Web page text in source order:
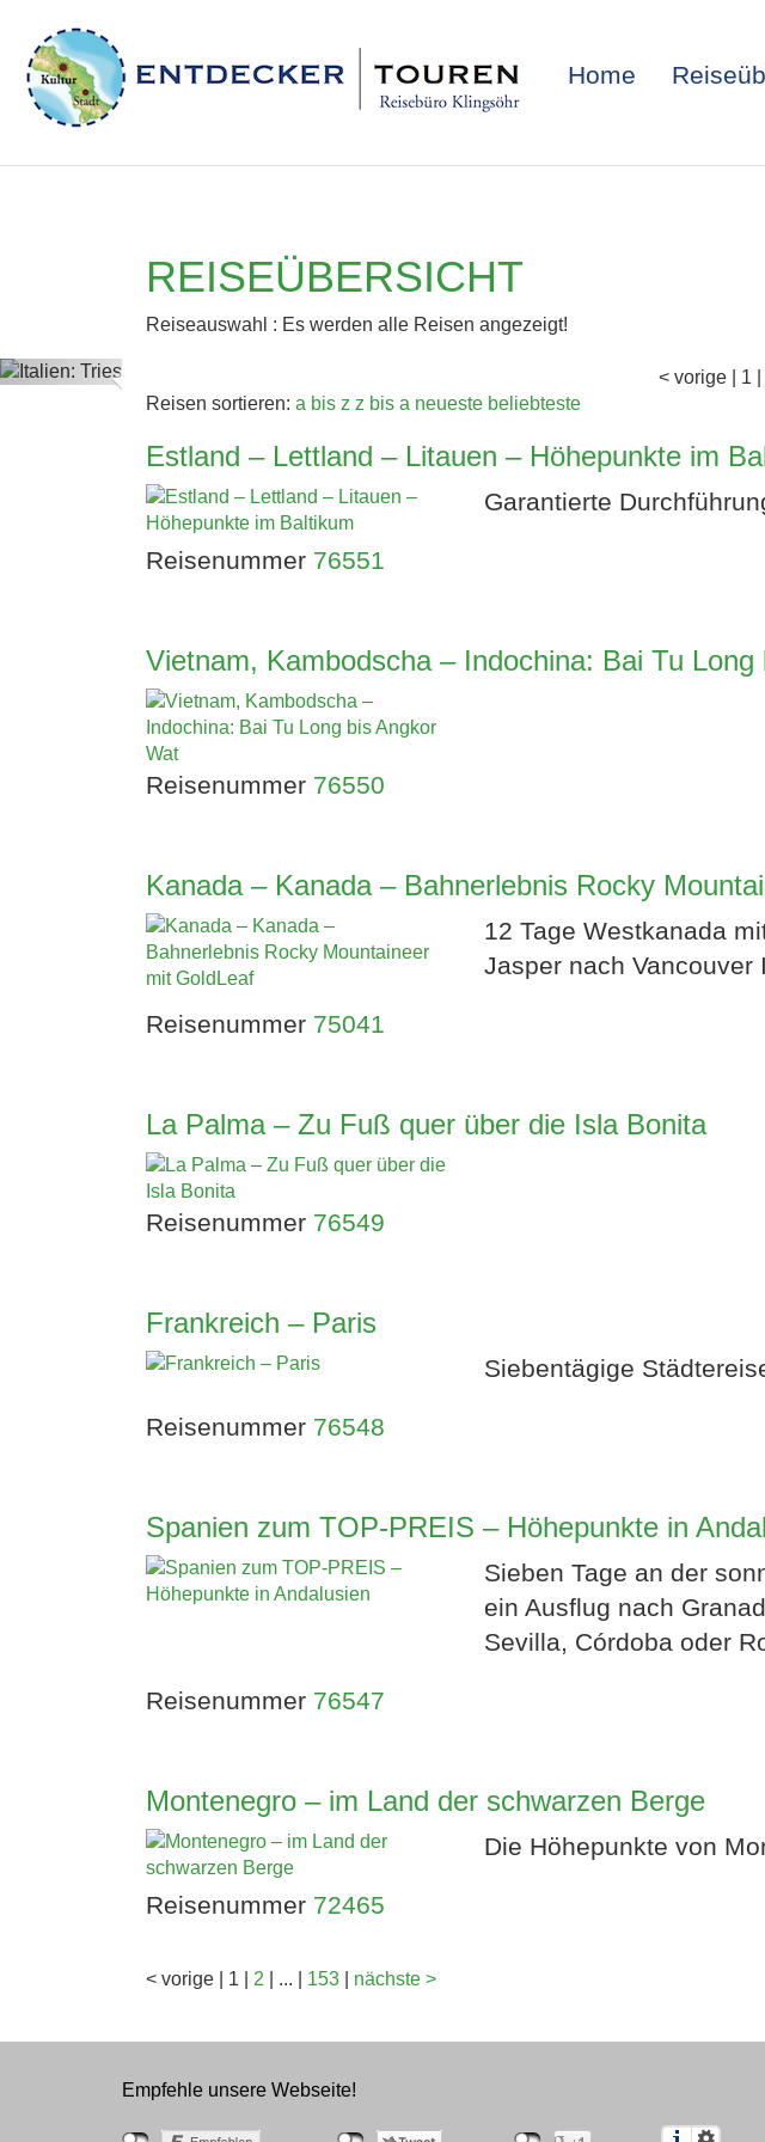
Home
K.U.K.-ERBE
Grenz- und Hafenstadt. Die
der Habsburger
Previous
REISEÜBERSICHT
Reiseauswahl : Es werden alle Reisen angezeigt!
< vorige 1
Reisen sortieren: a bis z z bis a neueste beliebteste
Estland – Lettland – Litauen – Höhepunkte im
Garantierte
Reisenummer 76551
Vietnam, Kambodscha – Indochina: Bai Tu Long
Reisenummer 76550
Kanada – Kanada – Bahnerlebnis Rocky
12 Tage Westkanada
Jasper nach Vancouver
Reisenummer 75041
La Palma – Zu Fuß quer über die Isla Bonita
Reisenummer 76549
Frankreich – Paris
Siebentägige
Reisenummer 76548
Spanien zum TOP-PREIS – Höhepunkte in
Sieben Tage an der
ein Ausflug nach
Sevilla, Córdoba oder
Reisenummer 76547
Montenegro – im Land der schwarzen Berge
Die Höhepunkte von
Reisenummer 72465
< vorige 1 2 ... 153 nächste >
Empfehle unsere Webseite!